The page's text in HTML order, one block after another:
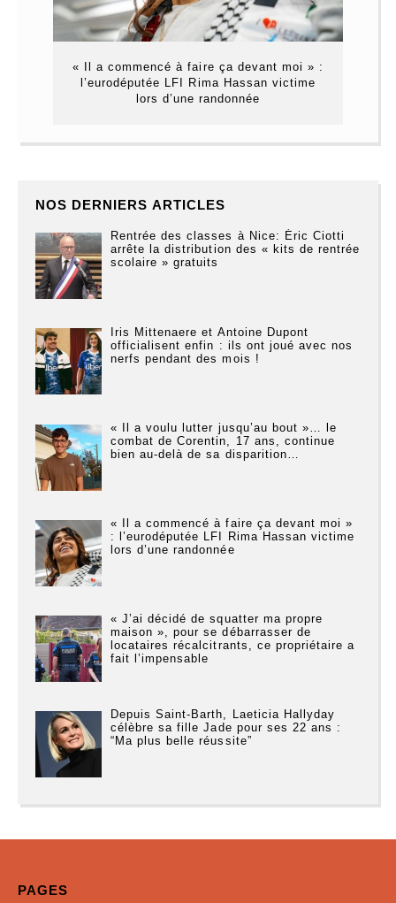
« Il a commencé à faire ça devant moi » :
l’eurodéputée LFI Rima Hassan victime
lors d’une randonnée
NOS DERNIERS ARTICLES
Rentrée des classes à Nice: Éric Ciotti
arrête la distribution des « kits de rentrée
scolaire » gratuits
Iris Mittenaere et Antoine Dupont
officialisent enfin : ils ont joué avec nos
nerfs pendant des mois !
« Il a voulu lutter jusqu’au bout »… le
combat de Corentin, 17 ans, continue
bien au-delà de sa disparition…
« Il a commencé à faire ça devant moi »
: l’eurodéputée LFI Rima Hassan victime
lors d’une randonnée
« J’ai décidé de squatter ma propre
maison », pour se débarrasser de
locataires récalcitrants, ce propriétaire a
fait l’impensable
Depuis Saint-Barth, Laeticia Hallyday
célèbre sa fille Jade pour ses 22 ans :
“Ma plus belle réussite”
PAGES